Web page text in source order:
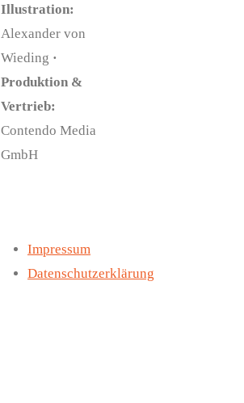
Illustration:
Alexander von
Wieding ·
Produktion &
Vertrieb:
Contendo Media
GmbH
Impressum
Datenschutzerklärung